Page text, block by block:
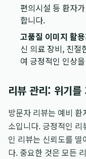
편의시설 등 환자
합니다.
고품질 이미지 활
신 의료 장비, 친절
여 긍정적인 인상
리뷰 관리: 위기를
방문자 리뷰는 예비
소입니다. 긍정적인
인 리뷰는 신뢰도를
다. 중요한 것은 모든